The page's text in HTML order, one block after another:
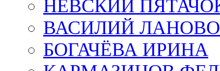
НЕВСКИЙ
ВАСИЛИЙ
БОГАЧЁВА ИРИНА